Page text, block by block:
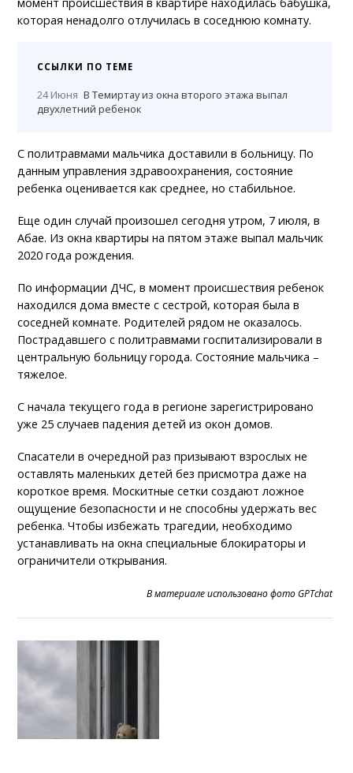
которая ненадолго отлучилась в соседнюю комнату.
ССЫЛКИ ПО ТЕМЕ
24 Июня В Темиртау из окна второго этажа выпал
двухлетний ребенок
С политравмами мальчика доставили в больницу. По
данным управления здравоохранения, состояние
ребенка оценивается как среднее, но стабильное.
Еще один случай произошел сегодня утром, 7 июля, в
Абае. Из окна квартиры на пятом этаже выпал мальчик
2020 года рождения.
По информации ДЧС, в момент происшествия ребенок
находился дома вместе с сестрой, которая была в
соседней комнате. Родителей рядом не оказалось.
Пострадавшего с политравмами госпитализировали в
центральную больницу города. Состояние мальчика –
тяжелое.
С начала текущего года в регионе зарегистрировано
уже 25 случаев падения детей из окон домов.
Спасатели в очередной раз призывают взрослых не
оставлять маленьких детей без присмотра даже на
короткое время. Москитные сетки создают ложное
ощущение безопасности и не способны удержать вес
ребенка. Чтобы избежать трагедии, необходимо
устанавливать на окна специальные блокираторы и
ограничители открывания.
В материале использовано фото GPTchat